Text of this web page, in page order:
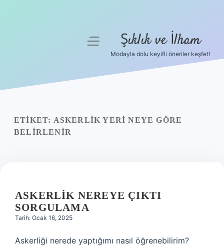
Yasal Uyarı
menüyü
Şıklık ve İlham
Modayla dolu keyifli öneriler keşfet!
ETIKET: ASKERLIK YERI NEYE GÖRE
BELIRLENIR
ASKERLIK NEREYE ÇIKTI
SORGULAMA
Tarih: Ocak 16, 2025
Askerliği nerede yaptığımı nasıl öğrenebilirim?